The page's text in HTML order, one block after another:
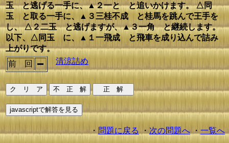
玉 と逃げる一手に、▲２一と と追いかけます。 △同
玉 と取る一手に、▲３三桂不成 と桂馬を跳んで王手を
し、 △２二玉 と逃げますが、▲３一角 と継続します。
以下、△同玉 に、▲１一飛成 と飛車を成り込んで詰み
上がりです。
前 回
清涼詰め
・ 問題に戻る・ 次の問題へ・ 一覧へ